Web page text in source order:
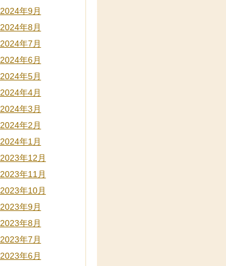
2024年9月
2024年8月
2024年7月
2024年6月
2024年5月
2024年4月
2024年3月
2024年2月
2024年1月
2023年12月
2023年11月
2023年10月
2023年9月
2023年8月
2023年7月
2023年6月